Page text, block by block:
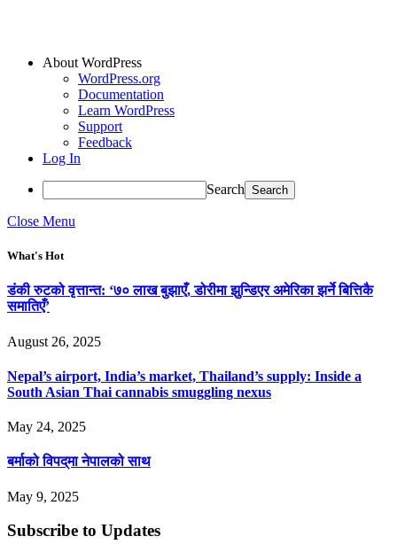
About WordPress
WordPress.org
Documentation
Learn WordPress
Support
Feedback
Log In
Search
Close Menu
What's Hot
डंकी रुटको वृत्तान्त: ‘७० लाख बुझाएँ, डोरीमा झुन्डिएर अमेरिका झर्ने बित्तिकै
समातिएँ’
August 26, 2025
Nepal’s airport, India’s market, Thailand’s supply: Inside a
South Asian Thai cannabis smuggling nexus
May 24, 2025
बर्माको विपद्‌मा नेपालको साथ
May 9, 2025
Subscribe to Updates